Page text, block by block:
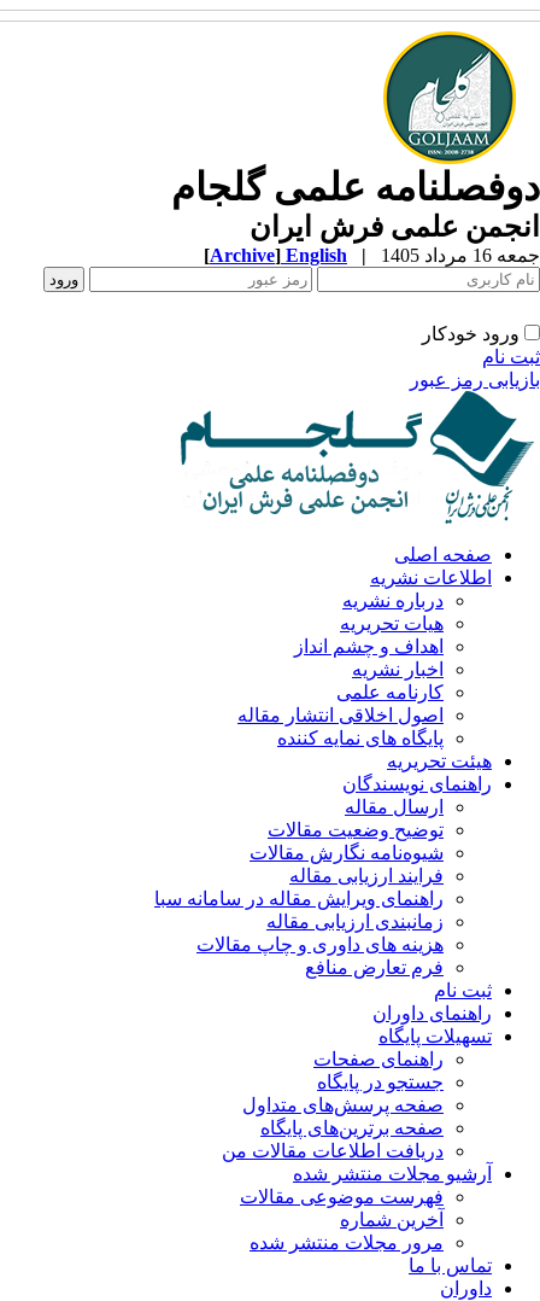
علمی گلجام
علمی فرش ایران
مرداد 1405 |
English
[Archive]
ورود خودکار
نام
رمز عبور
صفحه اصلی
اطلاعات نشریه
درباره نشریه
هیات تحریریه
اهداف و چشم انداز
اخبار نشریه
کارنامه علمی
اصول اخلاقی انتشار مقاله
پایگاه های نمایه کننده
هیئت تحریریه
راهنمای نویسندگان
ارسال مقاله
توضیح وضعیت مقالات
شیوه‌نامه نگارش مقالات
فرایند ارزیابی مقاله
راهنمای ویرایش مقاله در سامانه سبا
زمانبندی ارزیابی مقاله
هزینه های داوری و چاپ مقالات
فرم تعارض منافع
ثبت نام
راهنمای داوران
تسهیلات پایگاه
راهنمای صفحات
جستجو در پایگاه
صفحه پرسش‌های متداول
صفحه برترین‌های پایگاه
دریافت اطلاعات مقالات من
آرشیو مجلات منتشر شده
فهرست موضوعی مقالات
آخرین شماره
مرور مجلات منتشر شده
تماس با ما
داوران